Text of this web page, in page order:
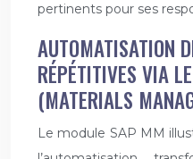
pertinents pour ses
AUTOMATISATION
RÉPÉTITIVES VIA
(MATERIALS
Le module SAP MM